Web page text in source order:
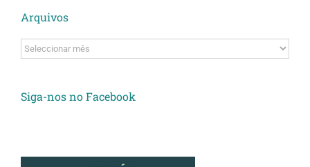
Arquivos
Arquivos
Siga-nos no Facebook